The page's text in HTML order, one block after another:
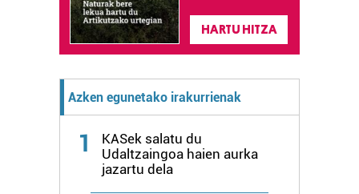
HARTU HITZA
Azken egunetako irakurrienak
1
KASek salatu du
Udaltzaingoa haien aurka
jazartu dela